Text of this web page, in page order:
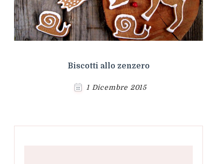
Biscotti allo zenzero
1 Dicembre 2015